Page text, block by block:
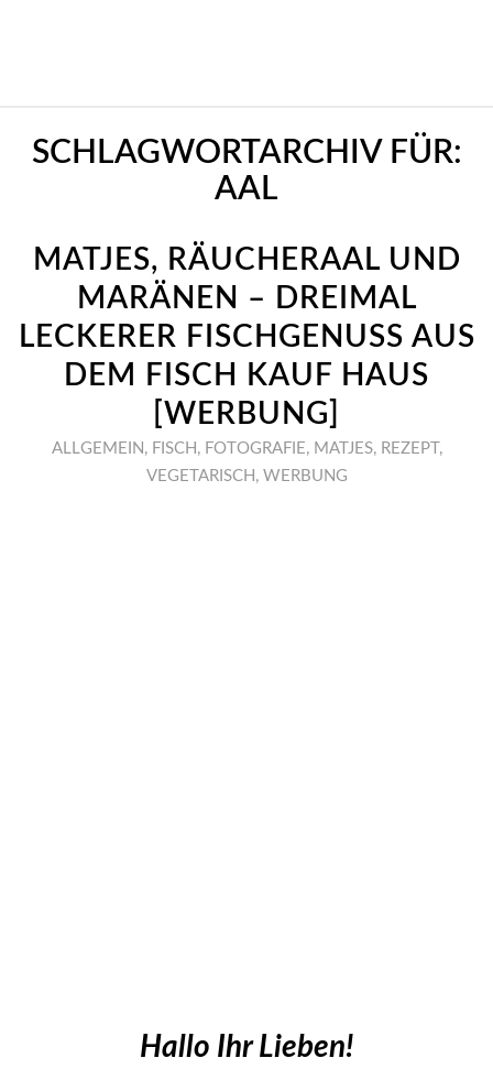
SCHLAGWORTARCHIV FÜR:
AAL
MATJES, RÄUCHERAAL UND
MARÄNEN – DREIMAL
LECKERER FISCHGENUSS AUS
DEM FISCH KAUF HAUS
[WERBUNG]
ALLGEMEIN , FISCH , FOTOGRAFIE, MATJES, REZEPT ,
VEGETARISCH , WERBUNG
Hallo Ihr Lieben!